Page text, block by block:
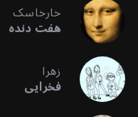
خارخاسک
هفت دنده
زهرا
فخرایی